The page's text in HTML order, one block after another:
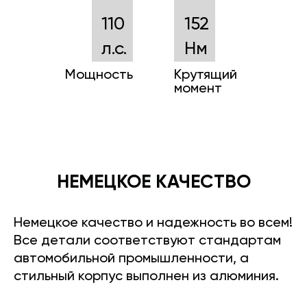
110
л.с.
Мощность
152
Нм
Крутящий
момент
НЕМЕЦКОЕ КАЧЕСТВО
Немецкое качество и надежность во всем!
Все детали соответствуют стандартам
автомобильной промышленности, а
стильный корпус выполнен из алюминия.